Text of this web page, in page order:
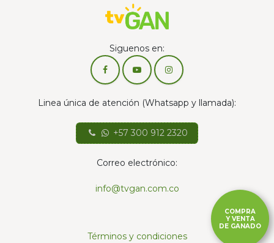
Siguenos en:
Linea única de atención (Whatsapp y llamada):
+57 300 912 2320
Correo electrónico:
info@tvgan.com.co
Términos y condiciones
COMPRA
Y VENTA
DE GANADO